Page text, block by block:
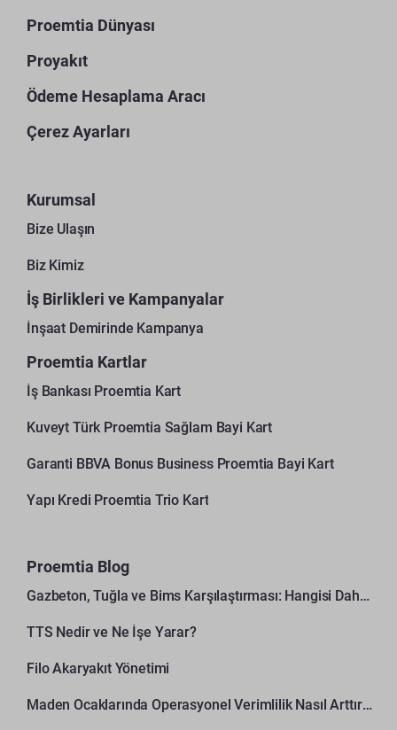
Proemtia Dünyası
Proyakıt
Ödeme Hesaplama Aracı
Çerez Ayarları
Kurumsal
Bize Ulaşın
Biz Kimiz
İş Birlikleri ve Kampanyalar
İnşaat Demirinde Kampanya
Proemtia Kartlar
İş Bankası Proemtia Kart
Kuveyt Türk Proemtia Sağlam Bayi Kart
Garanti BBVA Bonus Business Proemtia Bayi Kart
Yapı Kredi Proemtia Trio Kart
Proemtia Blog
Gazbeton, Tuğla ve Bims Karşılaştırması: Hangisi Daha Avantajlı?
TTS Nedir ve Ne İşe Yarar?
Filo Akaryakıt Yönetimi
Maden Ocaklarında Operasyonel Verimlilik Nasıl Arttırılır?